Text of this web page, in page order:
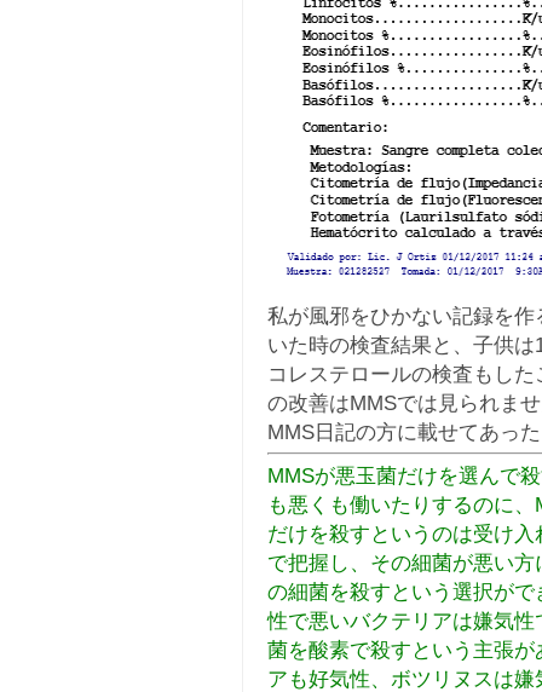
私が風邪をひかない記録を
いた時の検査結果と、子供
コレステロールの検査もし
の改善はMMSでは見られま
MMS日記の方に載せてあっ
MMSが悪玉菌だけを選んで
も悪くも働いたりするのに
だけを殺すというのは受け
で把握し、その細菌が悪い
の細菌を殺すという選択が
性で悪いバクテリアは嫌気
菌を酸素で殺すという主張
アも好気性、ボツリヌスは